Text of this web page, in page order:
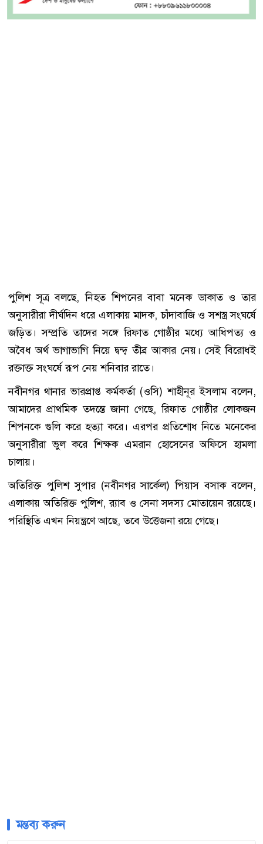
পুলিশ সূত্র বলছে, নিহত শিপনের বাবা মনেক ডাকাত ও তার
অনুসারীরা দীর্ঘদিন ধরে এলাকায় মাদক, চাঁদাবাজি ও সশস্ত্র সংঘর্ষে
জড়িত। সম্প্রতি তাদের সঙ্গে রিফাত গোষ্ঠীর মধ্যে আধিপত্য ও
অবৈধ অর্থ ভাগাভাগি নিয়ে দ্বন্দ্ব তীব্র আকার নেয়। সেই বিরোধই
রক্তাক্ত সংঘর্ষে রূপ নেয় শনিবার রাতে।
নবীনগর থানার ভারপ্রাপ্ত কর্মকর্তা (ওসি) শাহীনূর ইসলাম বলেন,
আমাদের প্রাথমিক তদন্তে জানা গেছে, রিফাত গোষ্ঠীর লোকজন
শিপনকে গুলি করে হত্যা করে। এরপর প্রতিশোধ নিতে মনেকের
অনুসারীরা ভুল করে শিক্ষক এমরান হোসেনের অফিসে হামলা
চালায়।
অতিরিক্ত পুলিশ সুপার (নবীনগর সার্কেল) পিয়াস বসাক বলেন,
এলাকায় অতিরিক্ত পুলিশ, র‍্যাব ও সেনা সদস্য মোতায়েন রয়েছে।
পরিস্থিতি এখন নিয়ন্ত্রণে আছে, তবে উত্তেজনা রয়ে গেছে।
মন্তব্য করুন